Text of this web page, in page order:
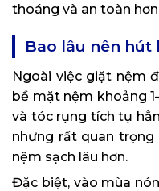
thoáng và an toàn
Bao lâu nên hút
Ngoài việc giặt nệm
bề mặt nệm khoảng
và tóc rụng tích tụ
nhưng rất quan trọng
nệm sạch lâu hơn.
Đặc biệt, vào mùa